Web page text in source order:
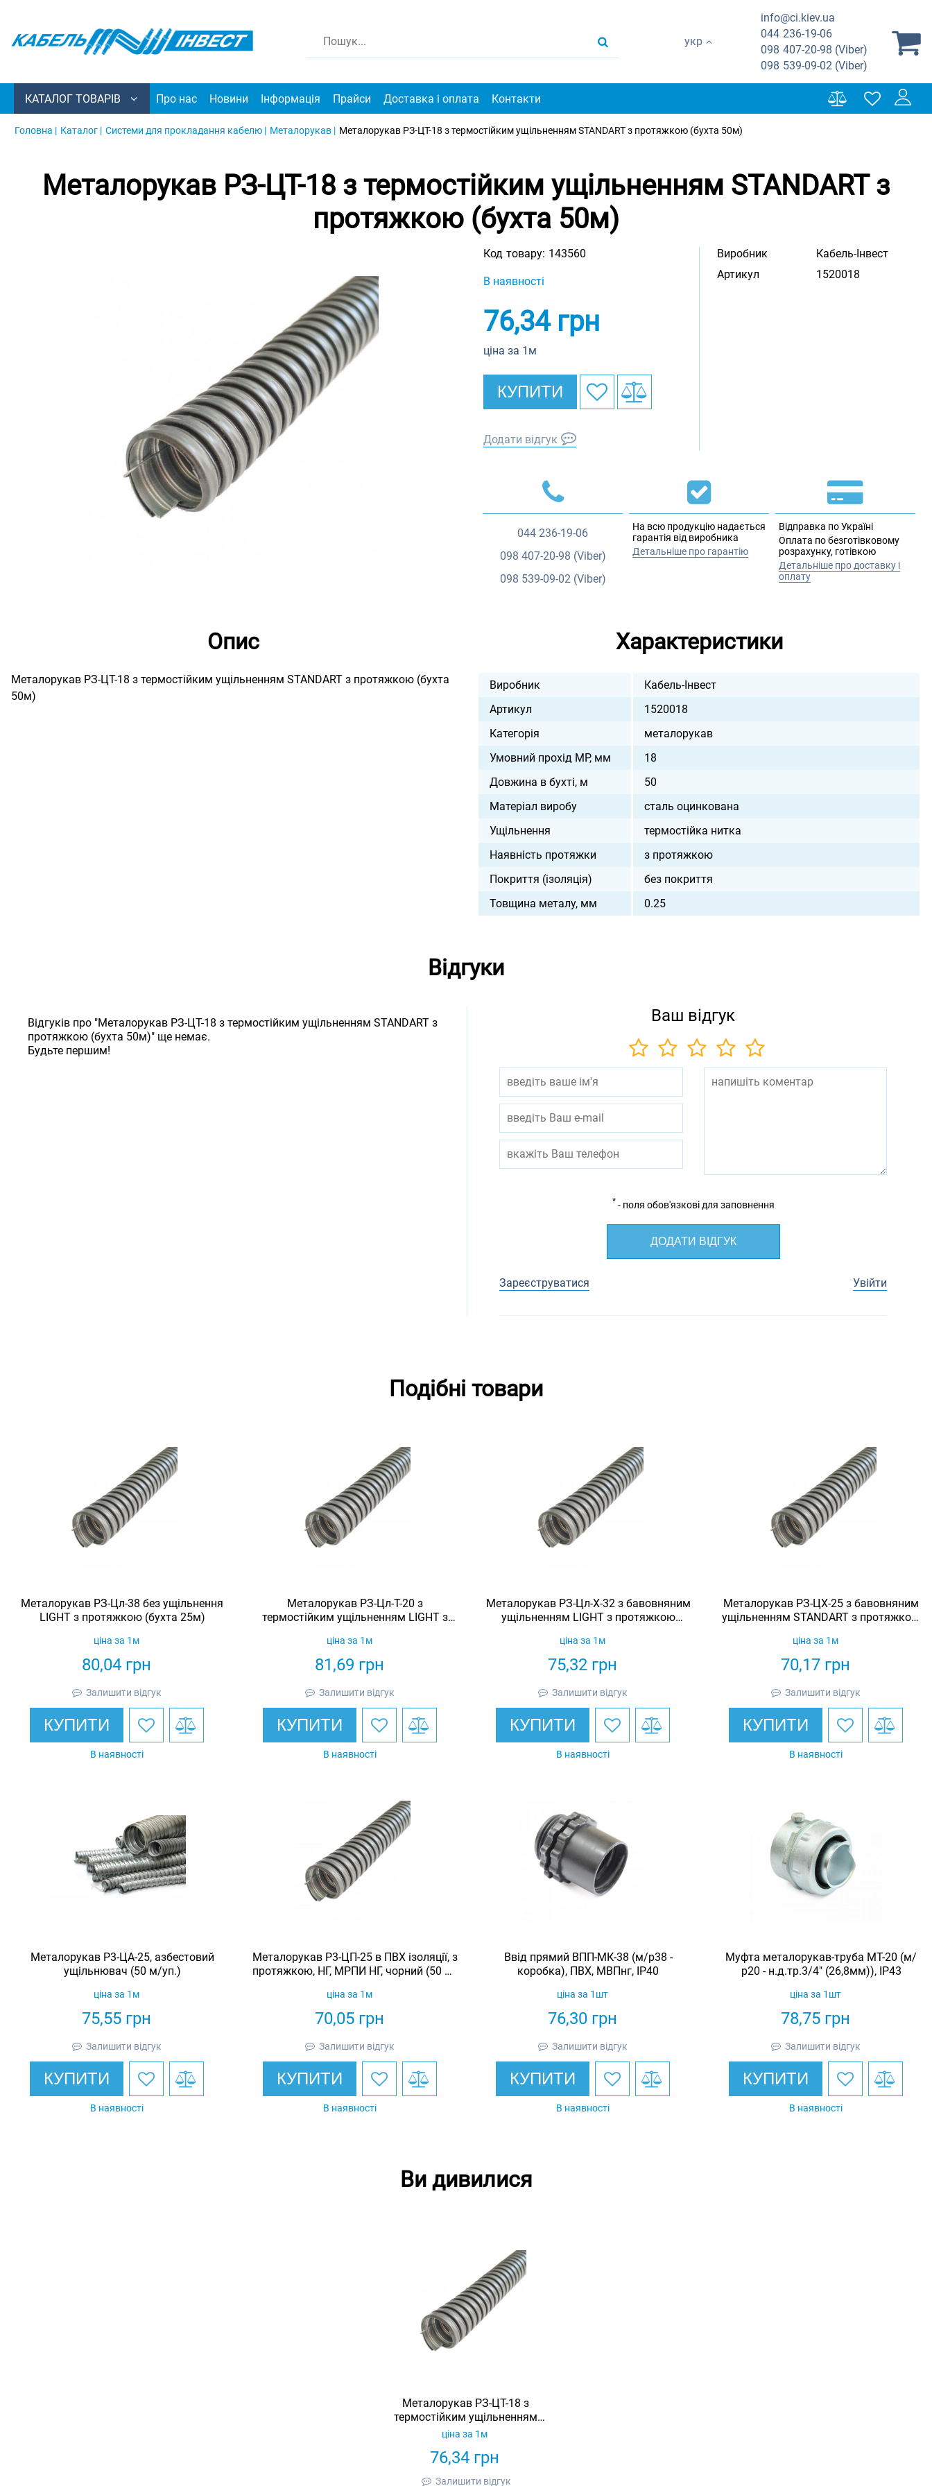
укр
info@ci.kiev.ua
044 236-19-06
098 407-20-98 (Viber)
098 539-09-02 (Viber)
КАТАЛОГ ТОВАРІВ Про нас Новини Інформація Прайси Доставка і оплата Контакти
Головна | Каталог | Системи для прокладання кабелю | Металорукав | Металорукав РЗ-ЦТ-18 з термостійким ущільненням STANDART з протяжкою (бухта 50м)
Металорукав РЗ-ЦТ-18 з термостійким ущільненням STANDART з
протяжкою (бухта 50м)
Код товару: 143560
В наявності
76,34грн
ціна за 1м
КУПИТИ
Додати відгук
Виробник
Кабель-Інвест
Артикул
1520018
044 236-19-06
098 407-20-98 (Viber)
098 539-09-02 (Viber)
На всю продукцію надається
гарантія від виробника
Детальніше про гарантію
Відправка по Україні
Оплата по безготівковому
розрахунку, готівкою
Детальніше про доставку і
оплату
Опис
Металорукав РЗ-ЦТ-18 з термостійким ущільненням STANDART з протяжкою (бухта
50м)
Характеристики
Виробник
Кабель-Інвест
Артикул
1520018
Категорія
металорукав
Умовний прохід МР, мм
18
Довжина в бухті, м
50
Матеріал виробу
сталь оцинкована
Ущільнення
термостійка нитка
Наявність протяжки
з протяжкою
Покриття (ізоляція)
без покриття
Товщина металу, мм
0.25
Відгуки
Відгуків про "Металорукав РЗ-ЦТ-18 з термостійким ущільненням STANDART з
протяжкою (бухта 50м)" ще немає.
Будьте першим!
Ваш відгук
* - поля обов'язкові для заповнення
ДОДАТИ ВІДГУК
Зареєструватися Увійти
Подібні товари
Металорукав РЗ-Цл-38 без ущільнення
LIGHT з протяжкою (бухта 25м)
80,04 грн
ціна за 1м
Залишити відгук
КУПИТИ
В наявності
Металорукав РЗ-Цл-Т-20 з
термостійким ущільненням LIGHT з
81,69 грн
ціна за 1м
Залишити відгук
КУПИТИ
В наявності
Металорукав РЗ-Цл-Х-32 з бавовняним
ущільненням LIGHT з протяжкою
75,32 грн
ціна за 1м
Залишити відгук
КУПИТИ
В наявності
Металорукав РЗ-ЦХ-25 з бавовняним
ущільненням STANDART з протяжкою
70,17 грн
ціна за 1м
Залишити відгук
КУПИТИ
В наявності
Металорукав Р3-ЦА-25, азбестовий
ущільнювач (50 м/уп.)
75,55 грн
ціна за 1м
Залишити відгук
КУПИТИ
В наявності
Металорукав Р3-ЦП-25 в ПВХ ізоляції, з
протяжкою, НГ, МРПИ НГ, чорний (50 м/
70,05 грн
ціна за 1м
Залишити відгук
КУПИТИ
В наявності
Ввід прямий ВПП-МК-38 (м/р38 -
коробка), ПВХ, МВПнг, IP40
76,30 грн
ціна за 1шт
Залишити відгук
КУПИТИ
В наявності
Муфта металорукав-труба МТ-20 (м/
р20 - н.д.тр.3/4" (26,8мм)), IP43
78,75 грн
ціна за 1шт
Залишити відгук
КУПИТИ
В наявності
Ви дивилися
Металорукав РЗ-ЦТ-18 з
термостійким ущільненням
STANDART з протяжкою (бухта
76,34грн
ціна за 1м
Залишити відгук